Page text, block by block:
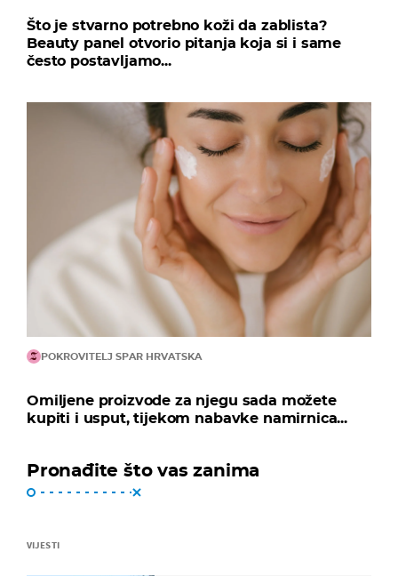
Što je stvarno potrebno koži da zablista?
Beauty panel otvorio pitanja koja si i same
često postavljamo...
POKROVITELJ SPAR HRVATSKA
Omiljene proizvode za njegu sada možete
kupiti i usput, tijekom nabavke namirnica...
Pronađite što vas zanima
VIJESTI